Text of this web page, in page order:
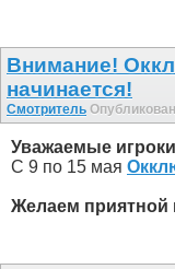
Внимание!
начинается!
Смотритель
Уважаемые
С 9 по 15 мая
Желаем приятной